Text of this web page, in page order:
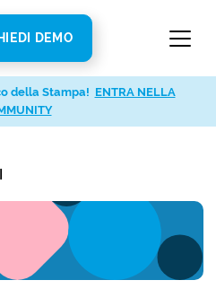
DEMO
della Stampa! ENTRA NELLA